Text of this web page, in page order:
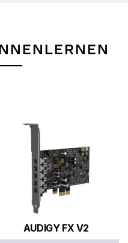
AUDIGY FX V2